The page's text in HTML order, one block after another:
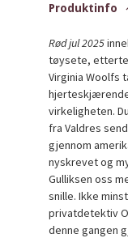
Produktinfo
Rød jul 2025
tøysete,
Virginia Woolfs
virkeligheten.
fra Valdres
gjennom
nyskrevet og
Gulliksen oss
snille. Ikke
privatdetektiv
denne gangen